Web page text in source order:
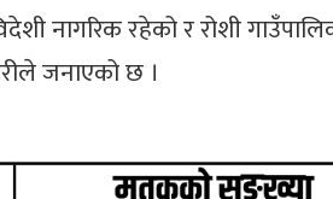
नागरिक रहेको र रोशी
जनाएको छ ।